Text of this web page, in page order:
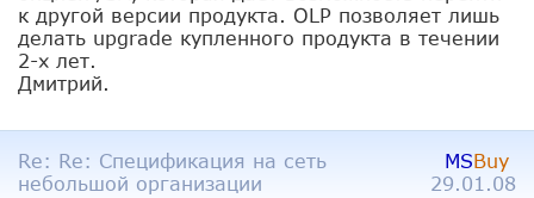
к другой версии продукта. OLP позволяет лишь
делать upgrade купленного продукта в течении
2-х лет.
Дмитрий.
Re: Re: Спецификация на сеть
небольшой организации
MSBuy
29.01.08